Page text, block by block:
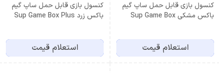
کنسول بازی قابل حمل ساپ گیم
باکس مشکی Sup Game Box
استعلام قیمت
کنسول بازی قابل حمل ساپ گیم
باکس زرد Sup Game Box Plus
استعلام قیمت